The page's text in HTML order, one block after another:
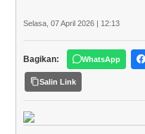
Selasa, 07 April 2026 | 12:13
Bagikan: WhatsApp
Salin Link